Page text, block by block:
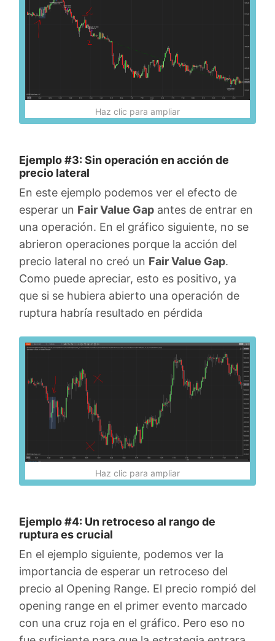
Haz clic para ampliar
Ejemplo #3: Sin operación en acción de
precio lateral
En este ejemplo podemos ver el efecto de
esperar un Fair Value Gap antes de entrar en
una operación. En el gráfico siguiente, no se
abrieron operaciones porque la acción del
precio lateral no creó un Fair Value Gap.
Como puede apreciar, esto es positivo, ya
que si se hubiera abierto una operación de
ruptura habría resultado en pérdida
Haz clic para ampliar
Ejemplo #4: Un retroceso al rango de
ruptura es crucial
En el ejemplo siguiente, podemos ver la
importancia de esperar un retroceso del
precio al Opening Range. El precio rompió del
opening range en el primer evento marcado
con una cruz roja en el gráfico. Pero eso no